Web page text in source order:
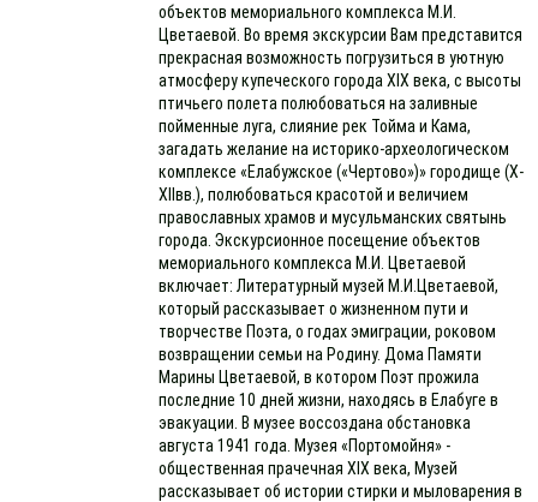
объектов мемориального комплекса М.И.
Цветаевой. Во время экскурсии Вам представится
прекрасная возможность погрузиться в уютную
атмосферу купеческого города XIX века, с высоты
птичьего полета полюбоваться на заливные
пойменные луга, слияние рек Тойма и Кама,
загадать желание на историко-археологическом
комплексе «Елабужское («Чертово»)» городище (X-
XIIвв.), полюбоваться красотой и величием
православных храмов и мусульманских святынь
города. Экскурсионное посещение объектов
мемориального комплекса М.И. Цветаевой
включает: Литературный музей М.И.Цветаевой,
который рассказывает о жизненном пути и
творчестве Поэта, о годах эмиграции, роковом
возвращении семьи на Родину. Дома Памяти
Марины Цветаевой, в котором Поэт прожила
последние 10 дней жизни, находясь в Елабуге в
эвакуации. В музее воссоздана обстановка
августа 1941 года. Музея «Портомойня» -
общественная прачечная XIX века, Музей
рассказывает об истории стирки и мыловарения в